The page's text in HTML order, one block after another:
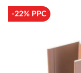
-22% PPC